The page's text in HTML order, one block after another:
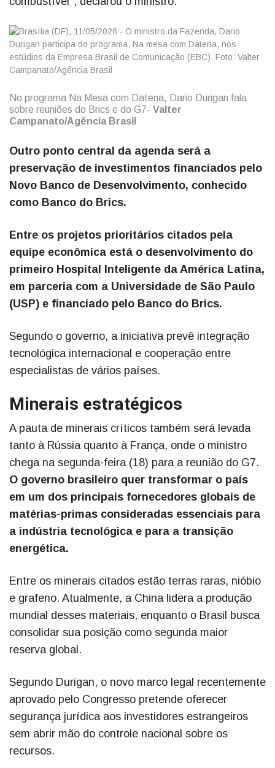
No programa Na Mesa com Datena, Dario Durigan fala
sobre reuniões do Brics e do G7- Valter
Campanato/Agência Brasil
Outro ponto central da agenda será a
preservação de investimentos financiados pelo
Novo Banco de Desenvolvimento, conhecido
como Banco do Brics.
Entre os projetos prioritários citados pela
equipe econômica está o desenvolvimento do
primeiro Hospital Inteligente da América Latina,
em parceria com a Universidade de São Paulo
(USP) e financiado pelo Banco do Brics.
Segundo o governo, a iniciativa prevê integração
tecnológica internacional e cooperação entre
especialistas de vários países.
Minerais estratégicos
A pauta de minerais críticos também será levada
tanto à Rússia quanto à França, onde o ministro
chega na segunda-feira (18) para a reunião do G7.
O governo brasileiro quer transformar o país
em um dos principais fornecedores globais de
matérias-primas consideradas essenciais para
a indústria tecnológica e para a transição
energética.
Entre os minerais citados estão terras raras, nióbio
e grafeno. Atualmente, a China lidera a produção
mundial desses materiais, enquanto o Brasil busca
consolidar sua posição como segunda maior
reserva global.
Segundo Durigan, o novo marco legal recentemente
aprovado pelo Congresso pretende oferecer
segurança jurídica aos investidores estrangeiros
sem abrir mão do controle nacional sobre os
recursos.